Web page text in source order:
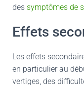
des symptômes de
Effets
Les effets
en particulier au
vertiges, des